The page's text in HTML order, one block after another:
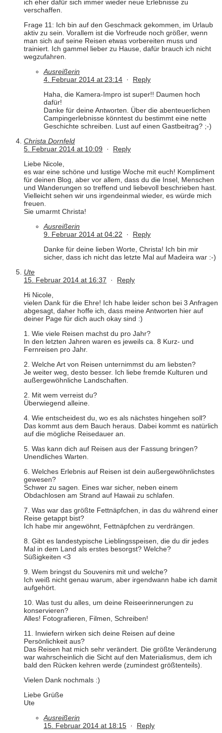
ich eher dafür sich immer wieder neue Erlebnisse zu
verschaffen.
Frage 11: Ich bin auf den Geschmack gekommen, im Urlaub
aktiv zu sein. Vorallem ist die Vorfreude noch größer, wenn
man sich auf seine Reisen etwas vorbereiten muss und
trainiert. Ich gammel lieber zu Hause, dafür brauch ich nicht
wegzufahren.
Ausreißerin
4. Februar 2014 at 23:14 · Reply
Haha, die Kamera-Impro ist super!! Daumen hoch
dafür!
Danke für deine Antworten. Über die abenteuerlichen
Campingerlebnisse könntest du bestimmt eine nette
Geschichte schreiben. Lust auf einen Gastbeitrag? ;-)
Christa Dornfeld
5. Februar 2014 at 10:09 · Reply
Liebe Nicole,
es war eine schöne und lustige Woche mit euch! Kompliment
für deinen Blog, aber vor allem, dass du die Insel, Menschen
und Wanderungen so treffend und liebevoll beschrieben hast.
Vielleicht sehen wir uns irgendeinmal wieder, es würde mich
freuen.
Sie umarmt Christa!
Ausreißerin
9. Februar 2014 at 04:22 · Reply
Danke für deine lieben Worte, Christa! Ich bin mir
sicher, dass ich nicht das letzte Mal auf Madeira war :-)
Ute
15. Februar 2014 at 16:37 · Reply
Hi Nicole,
vielen Dank für die Ehre! Ich habe leider schon bei 3 Anfragen
abgesagt, daher hoffe ich, dass meine Antworten hier auf
deiner Page für dich auch okay sind :)
1. Wie viele Reisen machst du pro Jahr?
In den letzten Jahren waren es jeweils ca. 8 Kurz- und
Fernreisen pro Jahr.
2. Welche Art von Reisen unternimmst du am liebsten?
Je weiter weg, desto besser. Ich liebe fremde Kulturen und
außergewöhnliche Landschaften.
2. Mit wem verreist du?
Überwiegend alleine.
4. Wie entscheidest du, wo es als nächstes hingehen soll?
Das kommt aus dem Bauch heraus. Dabei kommt es natürlich
auf die mögliche Reisedauer an.
5. Was kann dich auf Reisen aus der Fassung bringen?
Unendliches Warten.
6. Welches Erlebnis auf Reisen ist dein außergewöhnlichstes
gewesen?
Schwer zu sagen. Eines war sicher, neben einem
Obdachlosen am Strand auf Hawaii zu schlafen.
7. Was war das größte Fettnäpfchen, in das du während einer
Reise getappt bist?
Ich habe mir angewöhnt, Fettnäpfchen zu verdrängen.
8. Gibt es landestypische Lieblingsspeisen, die du dir jedes
Mal in dem Land als erstes besorgst? Welche?
Süßigkeiten <3
9. Wem bringst du Souvenirs mit und welche?
Ich weiß nicht genau warum, aber irgendwann habe ich damit
aufgehört.
10. Was tust du alles, um deine Reiseerinnerungen zu
konservieren?
Alles! Fotografieren, Filmen, Schreiben!
11. Inwiefern wirken sich deine Reisen auf deine
Persönlichkeit aus?
Das Reisen hat mich sehr verändert. Die größte Veränderung
war wahrscheinlich die Sicht auf den Materialismus, dem ich
bald den Rücken kehren werde (zumindest größtenteils).
Vielen Dank nochmals :)
Liebe Grüße
Ute
Ausreißerin
15. Februar 2014 at 18:15 · Reply